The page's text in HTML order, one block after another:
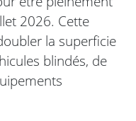
2026. Cette
la superficie
blindés, de